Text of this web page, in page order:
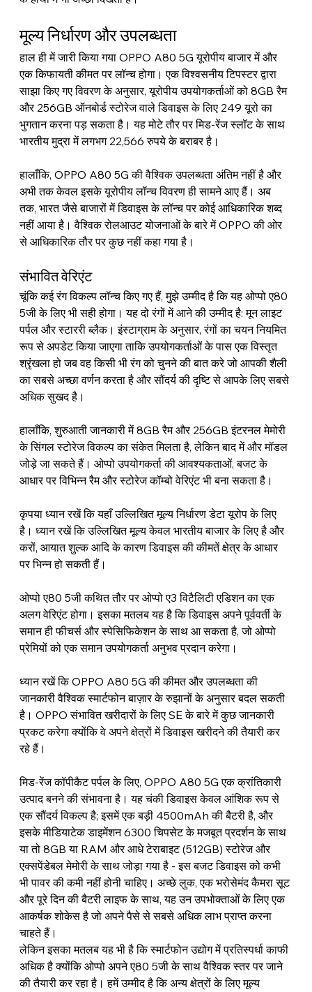
मूल्य निर्धारण और उपलब्धता
हाल ही में जारी किया गया OPPO A80 5G यूरोपीय बाजार में और
एक किफायती कीमत पर लॉन्च होगा। एक विश्वसनीय टिपस्टर द्वारा
साझा किए गए विवरण के अनुसार, यूरोपीय उपयोगकर्ताओं को 8GB रैम
और 256GB ऑनबोर्ड स्टोरेज वाले डिवाइस के लिए 249 यूरो का
भुगतान करना पड़ सकता है। यह मोटे तौर पर मिड-रेंज स्लॉट के साथ
भारतीय मुद्रा में लगभग 22,566 रुपये के बराबर है।
हालाँकि, OPPO A80 5G की वैश्विक उपलब्धता अंतिम नहीं है और
अभी तक केवल इसके यूरोपीय लॉन्च विवरण ही सामने आए हैं। अब
तक, भारत जैसे बाजारों में डिवाइस के लॉन्च पर कोई आधिकारिक शब्द
नहीं आया है। वैश्विक रोलआउट योजनाओं के बारे में OPPO की ओर
से आधिकारिक तौर पर कुछ नहीं कहा गया है।
संभावित वेरिएंट
चूंकि कई रंग विकल्प लॉन्च किए गए हैं, मुझे उम्मीद है कि यह ओप्पो ए80
5जी के लिए भी सही होगा। यह दो रंगों में आने की उम्मीद है: मून लाइट
पर्पल और स्टाररी ब्लैक। इंस्टाग्राम के अनुसार, रंगों का चयन नियमित
रूप से अपडेट किया जाएगा ताकि उपयोगकर्ताओं के पास एक विस्तृत
श्रृंखला हो जब वह किसी भी रंग को चुनने की बात करे जो आपकी शैली
का सबसे अच्छा वर्णन करता है और सौंदर्य की दृष्टि से आपके लिए सबसे
अधिक सुखद है।
हालाँकि, शुरुआती जानकारी में 8GB रैम और 256GB इंटरनल मेमोरी
के सिंगल स्टोरेज विकल्प का संकेत मिलता है, लेकिन बाद में और मॉडल
जोड़े जा सकते हैं। ओप्पो उपयोगकर्ता की आवश्यकताओं, बजट के
आधार पर विभिन्न रैम और स्टोरेज कॉम्बो वेरिएंट भी बना सकता है।
कृपया ध्यान रखें कि यहाँ उल्लिखित मूल्य निर्धारण डेटा यूरोप के लिए
है। ध्यान रखें कि उल्लिखित मूल्य केवल भारतीय बाजार के लिए है और
करों, आयात शुल्क आदि के कारण डिवाइस की कीमतें क्षेत्र के आधार
पर भिन्न हो सकती हैं।
ओप्पो ए80 5जी कथित तौर पर ओप्पो ए3 विटैलिटी एडिशन का एक
अलग वेरिएंट होगा। इसका मतलब यह है कि डिवाइस अपने पूर्ववर्ती के
समान ही फीचर्स और स्पेसिफिकेशन के साथ आ सकता है, जो ओप्पो
प्रेमियों को एक समान उपयोगकर्ता अनुभव प्रदान करेगा।
ध्यान रखें कि OPPO A80 5G की कीमत और उपलब्धता की
जानकारी वैश्विक स्मार्टफोन बाज़ार के रुझानों के अनुसार बदल सकती
है। OPPO संभावित खरीदारों के लिए SE के बारे में कुछ जानकारी
प्रकट करेगा क्योंकि वे अपने क्षेत्रों में डिवाइस खरीदने की तैयारी कर
रहे हैं।
मिड-रेंज कॉपीकैट पर्पल के लिए, OPPO A80 5G एक क्रांतिकारी
उत्पाद बनने की संभावना है। यह चंकी डिवाइस केवल आंशिक रूप से
एक सौंदर्य विकल्प है; इसमें एक बड़ी 4500mAh की बैटरी है, और
इसके मीडियाटेक डाइमेंशन 6300 चिपसेट के मजबूत प्रदर्शन के साथ
या तो 8GB या RAM और आधे टेराबाइट (512GB) स्टोरेज और
एक्सपेंडेबल मेमोरी के साथ जोड़ा गया है - इस बजट डिवाइस को कभी
भी पावर की कमी नहीं होनी चाहिए। अच्छे लुक, एक भरोसेमंद कैमरा सूट
और पूरे दिन की बैटरी लाइफ के साथ, यह उन उपभोक्ताओं के लिए एक
आकर्षक शोकेस है जो अपने पैसे से सबसे अधिक लाभ प्राप्त करना
चाहते हैं।
लेकिन इसका मतलब यह भी है कि स्मार्टफोन उद्योग में प्रतिस्पर्धा काफी
अधिक है क्योंकि ओप्पो अपने ए80 5जी के साथ वैश्विक स्तर पर जाने
की तैयारी कर रहा है। हमें उम्मीद है कि अन्य क्षेत्रों के लिए मूल्य